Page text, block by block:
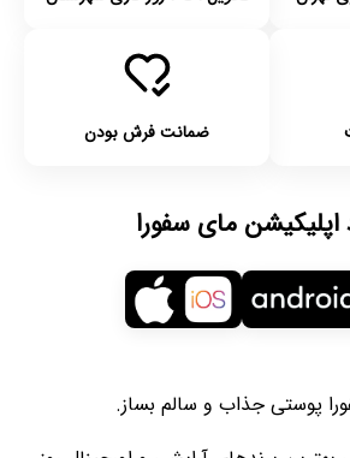
ضمانت فرش بودن
اپلیکیشن مای سفورا
پوستی جذاب و سالم بساز.